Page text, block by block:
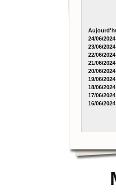
24/06/2024
23/06/2024
22/06/2024
21/06/2024
20/06/2024
19/06/2024
18/06/2024
17/06/2024
16/06/2024